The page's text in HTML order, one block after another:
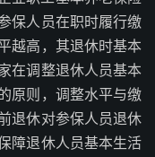
保人员在职时履行缴
越高，其退休时基本
在调整退休人员基本
原则，调整水平与缴
退休对参保人员退休
障退休人员基本生活